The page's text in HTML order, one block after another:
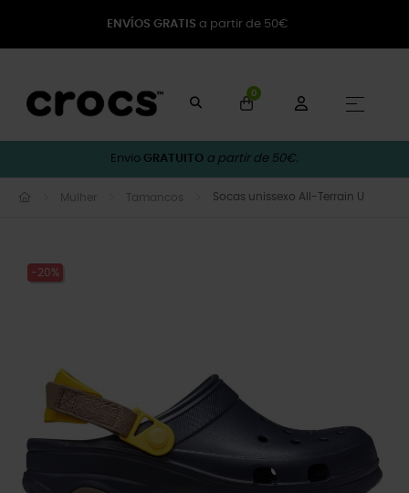
ENVÍOS GRATIS a partir de 50€
0
☰
Envio GRATUITO a partir de 50€.
Mulher Tamancos Socas unissexo All-Terrain U
-20%